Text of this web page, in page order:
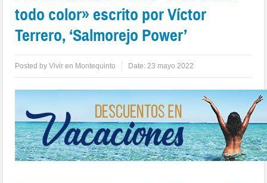
todo color» escrito por Víctor
Terrero, ‘Salmorejo Power’
Posted byVivir en Montequinto Date:23 mayo 2022